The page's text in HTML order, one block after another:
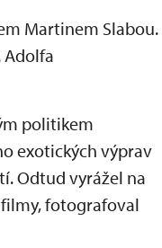
Martinem Slabou.
Adolfa
politikem
exotických výprav
Odtud vyrážel na
fotografoval